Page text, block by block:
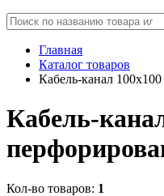
Главная
Каталог товаров
Кабель-канал
Кабель-
Кол-во товаров: 1